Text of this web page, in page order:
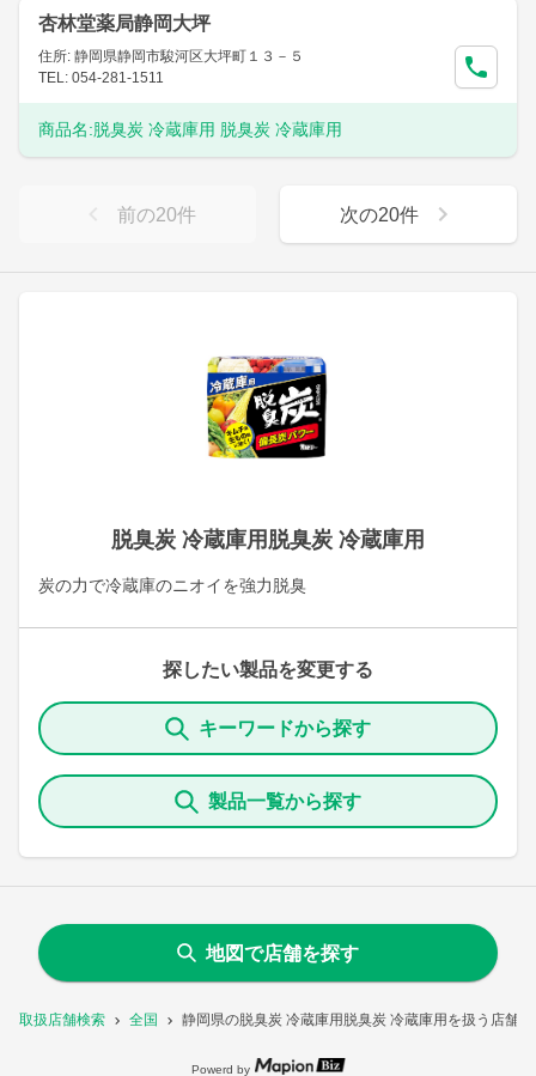
取扱店舗検索 全国 静岡県の脱臭炭 冷蔵庫用脱臭炭 冷蔵庫用を扱う店舗
脱臭炭 冷蔵庫用脱臭炭 冷蔵庫用
炭の力で冷蔵庫のニオイを強力脱臭
探したい製品を変更する
キーワードから探す
製品一覧から探す
杏林堂薬局静岡大坪
住所: 静岡県静岡市駿河区大坪町１３－５
TEL: 054-281-1511
商品名:脱臭炭 冷蔵庫用 脱臭炭 冷蔵庫用
前の20件 次の20件
地図で店舗を探す
Powerd by